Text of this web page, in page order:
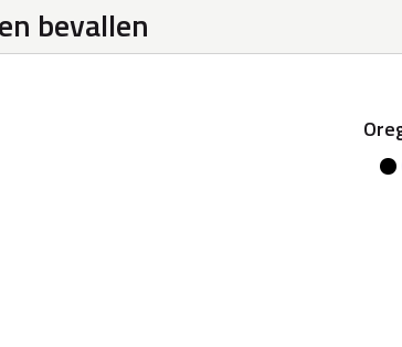
bevallen